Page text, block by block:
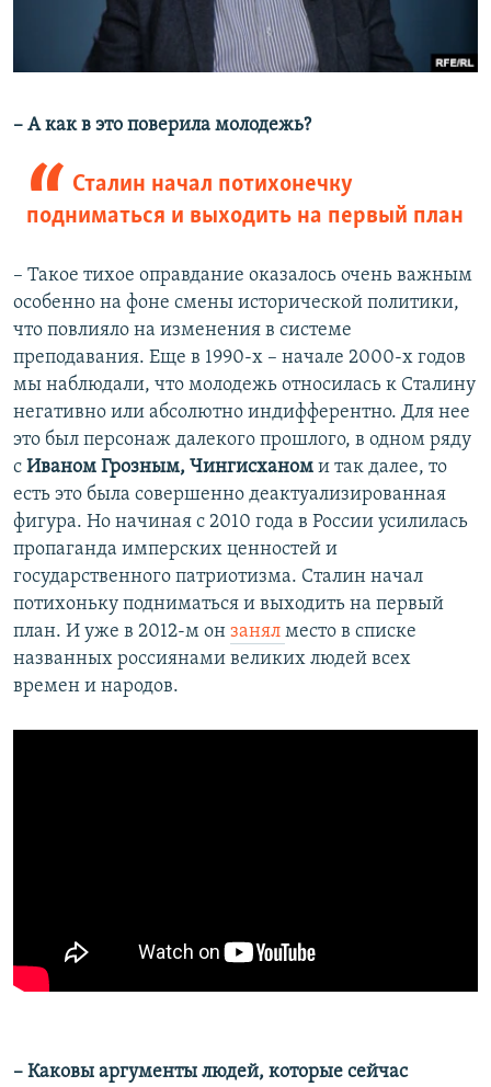
– А как в это поверила молодежь?
Сталин начал потихонечку
подниматься и выходить на первый план
– Такое тихое оправдание оказалось очень важным
особенно на фоне смены исторической политики,
что повлияло на изменения в системе
преподавания. Еще в 1990-х – начале 2000-х годов
мы наблюдали, что молодежь относилась к Сталину
негативно или абсолютно индифферентно. Для нее
это был персонаж далекого прошлого, в одном ряду
с Иваном Грозным, Чингисханом и так далее, то
есть это была совершенно деактуализированная
фигура. Но начиная с 2010 года в России усилилась
пропаганда имперских ценностей и
государственного патриотизма. Сталин начал
потихоньку подниматься и выходить на первый
план. И уже в 2012-м он занял место в списке
названных россиянами великих людей всех
времен и народов.
–​ Каковы аргументы людей, которые сейчас